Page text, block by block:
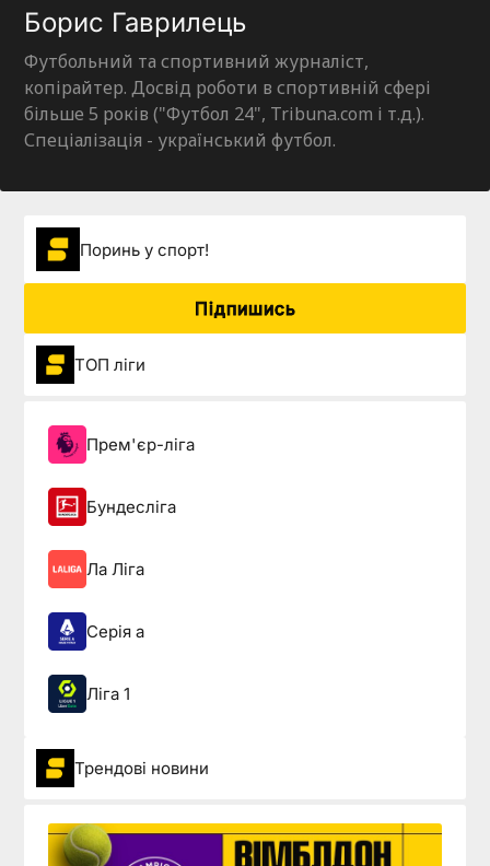
Борис Гаврилець
Футбольний та спортивний журналіст,
копірайтер. Досвід роботи в спортивній сфері
більше 5 років ("Футбол 24", Tribuna.com і т.д.).
Спеціалізація - український футбол.
Поринь у спорт!
Підпишись
ТОП ліги
Прем'єр-ліга
Бундесліга
Ла Ліга
Серія а
Ліга 1
Трендові новини